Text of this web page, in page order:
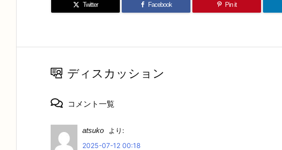
Twitter Facebook Pin it
ディスカッション
コメント一覧
atsuko
より:
2025-07-12 00:18